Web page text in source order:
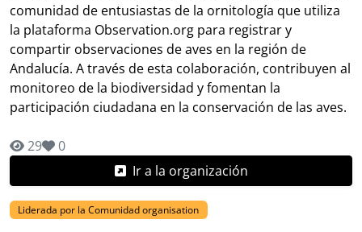
comunidad de entusiastas de la ornitología que utiliza
la plataforma Observation.org para registrar y
compartir observaciones de aves en la región de
Andalucía. A través de esta colaboración, contribuyen al
monitoreo de la biodiversidad y fomentan la
participación ciudadana en la conservación de las aves.
29
0
Ir a la organización
Liderada por la Comunidad organisation